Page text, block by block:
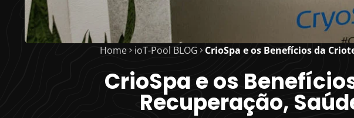
Home ioT-Pool BLOG CrioSpa e os Benefícios da
CrioSpa e os
Recuperação,